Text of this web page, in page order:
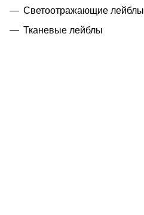
Светоотражающие лейблы
Тканевые лейблы